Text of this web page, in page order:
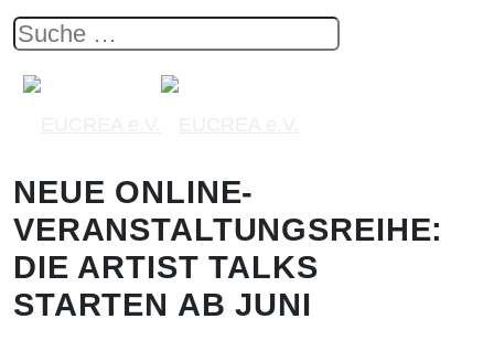
NEUE ONLINE-
VERANSTALTUNGSREIHE:
DIE ARTIST TALKS
STARTEN AB JUNI